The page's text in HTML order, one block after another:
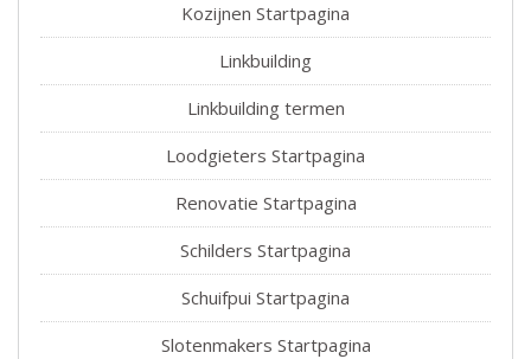
Kozijnen Startpagina
Linkbuilding
Linkbuilding termen
Loodgieters Startpagina
Renovatie Startpagina
Schilders Startpagina
Schuifpui Startpagina
Slotenmakers Startpagina